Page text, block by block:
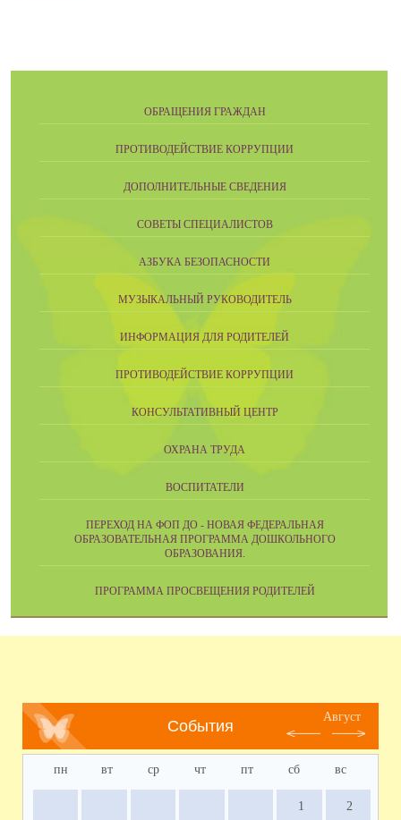
ОБРАЩЕНИЯ ГРАЖДАН
ПРОТИВОДЕЙСТВИЕ КОРРУПЦИИ
ДОПОЛНИТЕЛЬНЫЕ СВЕДЕНИЯ
СОВЕТЫ СПЕЦИАЛИСТОВ
АЗБУКА БЕЗОПАСНОСТИ
МУЗЫКАЛЬНЫЙ РУКОВОДИТЕЛЬ
ИНФОРМАЦИЯ ДЛЯ РОДИТЕЛЕЙ
ПРОТИВОДЕЙСТВИЕ КОРРУПЦИИ
КОНСУЛЬТАТИВНЫЙ ЦЕНТР
ОХРАНА ТРУДА
ВОСПИТАТЕЛИ
ПЕРЕХОД НА ФОП ДО - НОВАЯ ФЕДЕРАЛЬНАЯ
ОБРАЗОВАТЕЛЬНАЯ ПРОГРАММА ДОШКОЛЬНОГО
ОБРАЗОВАНИЯ.
ПРОГРАММА ПРОСВЕЩЕНИЯ РОДИТЕЛЕЙ
События
Август
пн вт ср чт пт сб вс
1 2